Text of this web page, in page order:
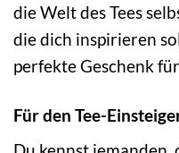
die Welt des Tees
die dich inspirieren
perfekte Geschenk
Für den Tee-